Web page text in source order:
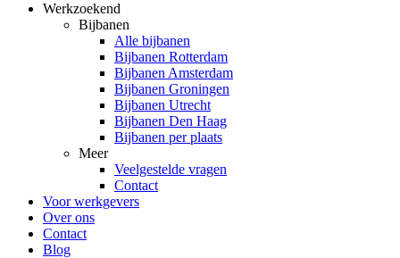
Werkzoekend
Bijbanen
Alle bijbanen
Bijbanen Rotterdam
Bijbanen Amsterdam
Bijbanen Groningen
Bijbanen Utrecht
Bijbanen Den Haag
Bijbanen per plaats
Meer
Veelgestelde vragen
Contact
Voor werkgevers
Over ons
Contact
Blog